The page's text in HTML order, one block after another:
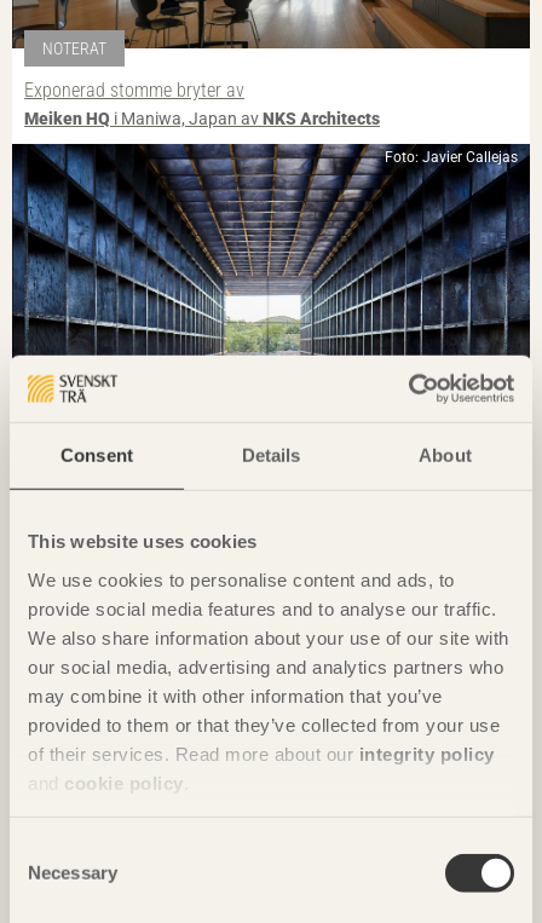
Consent Details About
This website uses cookies
We use cookies to personalise content and ads, to
provide social media features and to analyse our traffic.
We also share information about your use of our site with
our social media, advertising and analytics partners who
may combine it with other information that you’ve
provided to them or that they’ve collected from your use
of their services. Read more about our integrity policy
and cookie policy
Selection
Necessary
NOTERAT
Exponerad stomme bryter av
Meiken HQ i Maniwa, Japan avNKS Architects
Foto: Javier Callejas
Casa Wabii Oaxaca, Mexiko av
Foto: Takumi Ota